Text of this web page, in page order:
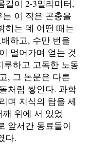
길이 2-3밀리미터,
이 작은 곤충을
히는 데 어떤 때는
하고, 수만 번을
멀어가며 얻는 것
루하고 고독한 노동
, 그 논문은 다른
처럼 쌓인다. 과학
며 지식의 탑을 세
위에 서 있었
앞서간 동료들이
다.